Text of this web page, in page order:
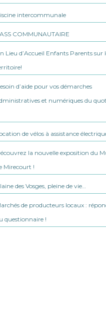
intercommunale
COMMUNAUTAIRE
Lieu d’Accueil Enfants Parents sur
d’aide pour vos démarches
et numériques du
de vélos à assistance
la nouvelle exposition du
Mirecourt !
des Vosges, pleine de vie…
de producteurs locaux :
questionnaire !